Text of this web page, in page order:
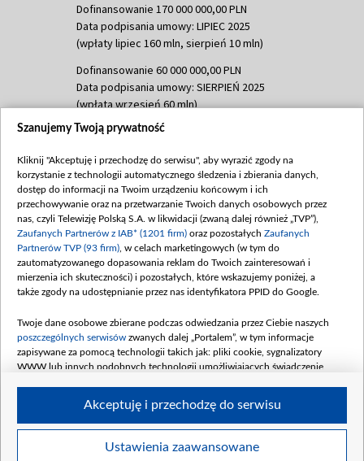
Dofinansowanie 170 000 000,00 PLN
Data podpisania umowy: LIPIEC 2025
(wpłaty lipiec 160 mln, sierpień 10 mln)
Dofinansowanie 60 000 000,00 PLN
Data podpisania umowy: SIERPIEŃ 2025
(wpłata wrzesień 60 mln)
Dofinansowanie 635 783 051,21 PLN
(wpłata wrzesień 100 mln, październik 350
mln, listopad 265 mln)
Dofinansowanie 48 862 000,00 PLN
Data podpisania umowy: GRUDZIEŃ 2025
(wpłata grudzień 60,548 mln)
Dofinansowanie 900 000 000,00 PLN
Data podpisania umowy: LUTY 2026 (wpłata
kwiecień 180 mln, 7 maja 180 mln, 8
czerwca 90 mln)
Dofinansowanie 250 000 000,00 PLN
4 sierpnia 250 mln
Szanujemy Twoją prywatność
Kliknij "Akceptuję i przechodzę do serwisu", aby wyrazić zgody na
korzystanie z technologii automatycznego śledzenia i zbierania danych,
dostęp do informacji na Twoim urządzeniu końcowym i ich
przechowywanie oraz na przetwarzanie Twoich danych osobowych przez
nas, czyli Telewizję Polską S.A. w likwidacji (zwaną dalej również „TVP”),
Zaufanych Partnerów z IAB* (1201 firm) oraz pozostałych Zaufanych
Partnerów TVP (93 firm) , w celach marketingowych (w tym do
zautomatyzowanego dopasowania reklam do Twoich zainteresowań i
mierzenia ich skuteczności) i pozostałych, które wskazujemy poniżej, a
także zgody na udostępnianie przez nas identyfikatora PPID do Google.
Twoje dane osobowe zbierane podczas odwiedzania przez Ciebie naszych
poszczególnych serwisów zwanych dalej „Portalem”, w tym informacje
zapisywane za pomocą technologii takich jak: pliki cookie, sygnalizatory
WWW lub innych podobnych technologii umożliwiających świadczenie
Twoje dane osobowe zbierane podczas odwiedzania przez Ciebie
Ustawienia zaawansowane
Akceptuję i przechodzę do serwisu